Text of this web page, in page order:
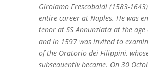
Girolamo Frescobaldi (1583-
entire career at Naples. He was
tenor at SS Annunziata at the age
and in 1597 was invited to
of the Oratorio dei Filippini,
subsequently became. On 30